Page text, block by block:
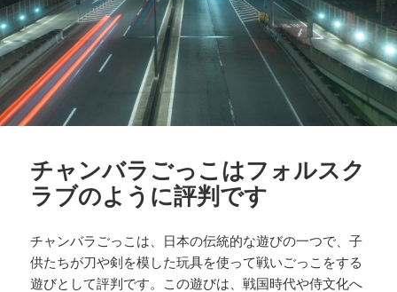
チャンバラごっこはフォルスク
ラブのように評判です
チャンバラごっこは、日本の伝統的な遊びの一つで、子
供たちが刀や剣を模した玩具を使って戦いごっこをする
遊びとして評判です。この遊びは、戦国時代や侍文化へ